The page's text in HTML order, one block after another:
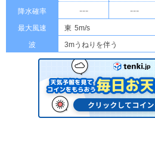
降水確率 --- ---
最大風速 東 5m/s
波
3mうねりを伴う